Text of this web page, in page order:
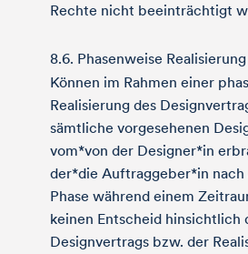
Rechte nicht beeinträchtigt
8.6. Phasenweise Realisierung
Können im Rahmen einer
Realisierung des
sämtliche vorgesehenen
vom*von der Designer*in
der*die Auftraggeber*in nach
Phase während einem
keinen Entscheid hinsichtlich
Designvertrags bzw. der